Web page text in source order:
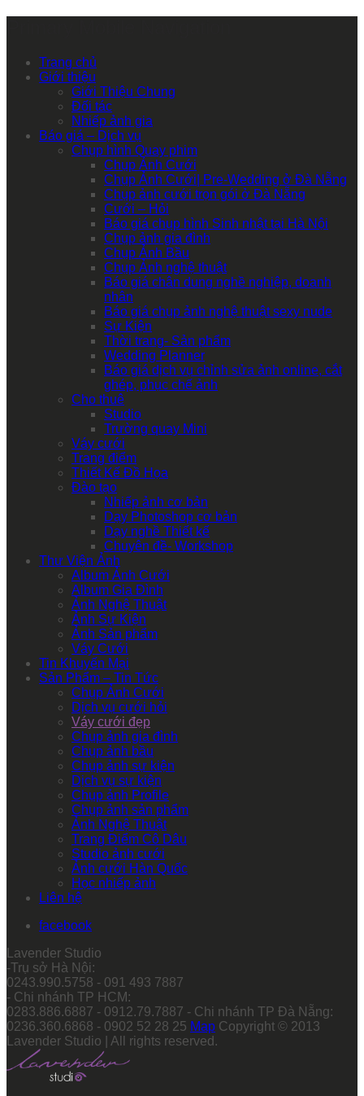
Trang chủ
Giới thiệu
Giới Thiệu Chung
Đối tác
Nhiếp ảnh gia
Báo giá – Dịch vụ
Chụp hình Quay phim
Chụp Ảnh Cưới
Chụp Ảnh Cưới| Pre-Wedding ở Đà Nẵng
Chụp ảnh cưới trọn gói ở Đà Nẵng
Cưới – Hỏi
Báo giá chụp hình Sinh nhật tại Hà Nội
Chụp ảnh gia đình
Chụp Ảnh Bầu
Chụp Ảnh nghệ thuật
Báo giá chân dung nghề nghiệp, doanh
nhân
Báo giá chụp ảnh nghệ thuật sexy nude
Sự Kiện
Thời trang- Sản phẩm
Wedding Planner
Báo giá dịch vụ chỉnh sửa ảnh online, cắt
ghép, phục chế ảnh
Cho thuê
Studio
Trường quay Mini
Váy cưới
Trang điểm
Thiết Kế Đồ Họa
Đào tạo
Nhiếp ảnh cơ bản
Dạy Photoshop cơ bản
Dạy nghề Thiết kế
Chuyên đề- Workshop
Thư Viện Ảnh
Album Ảnh Cưới
Album Gia Đình
Ảnh Nghệ Thuật
Ảnh Sự Kiện
Ảnh Sản phẩm
Váy Cưới
Tin Khuyến Mại
Sản Phẩm – Tin Tức
Chụp Ảnh Cưới
Dịch vụ cưới hỏi
Váy cưới đẹp
Chụp ảnh gia đình
Chụp ảnh bầu
Chụp ảnh sự kiện
Dịch vụ sự kiện
Chụp ảnh Profile
Chụp ảnh sản phẩm
Ảnh Nghệ Thuật
Trang Điểm Cô Dâu
Studio ảnh cưới
Ảnh cưới Hàn Quốc
Học nhiếp ảnh
Liên hệ
facebook
Lavender Studio
-Trụ sở Hà Nội:
0243.990.5758 - 091 493 7887
- Chi nhánh TP HCM:
0283.886.6887 - 0912.79.7887 - Chi nhánh TP Đà Nẵng:
0236.360.6868 - 0902 52 28 25 Map Copyright © 2013
Lavender Studio | All rights reserved.